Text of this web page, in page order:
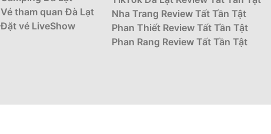
Vé tham quan Đà Lạt
Đặt vé LiveShow
Nha Trang Review Tất Tần Tật
Phan Thiết Review Tất Tần Tật
Phan Rang Review Tất Tần Tật